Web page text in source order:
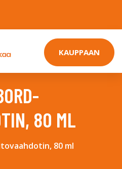
KAUPPAAN
80 ML
80 ml